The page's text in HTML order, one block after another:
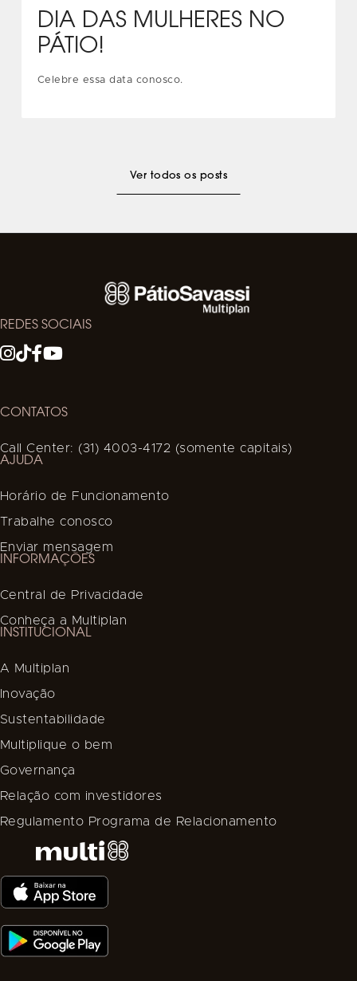
Ver todos os posts
DIA DAS MULHERES NO
PÁTIO!
Celebre essa data conosco.
REDES SOCIAIS
CONTATOS
Call Center: (31) 4003-4172 (somente capitais)
AJUDA
Horário de Funcionamento
Trabalhe conosco
Enviar mensagem
INFORMAÇÕES
Central de Privacidade
Conheça a Multiplan
INSTITUCIONAL
A Multiplan
Inovação
Sustentabilidade
Multiplique o bem
Governança
Relação com investidores
Regulamento Programa de Relacionamento